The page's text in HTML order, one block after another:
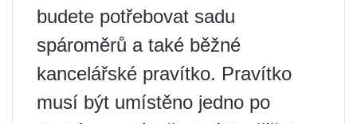
budete potřebovat sadu
spároměrů a také běžné
kancelářské pravítko. Pravítko
musí být umístěno jedno po